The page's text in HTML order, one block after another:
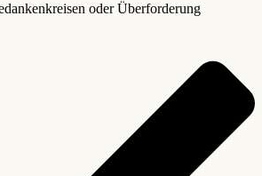
oder Überforderung